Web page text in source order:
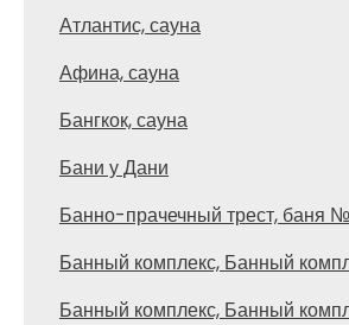
Атлантис, сауна
Афина, сауна
Бангкок, сауна
Бани у Дани
Банно-прачечный трест, баня
Банный комплекс, Банный
Банный комплекс, Банный